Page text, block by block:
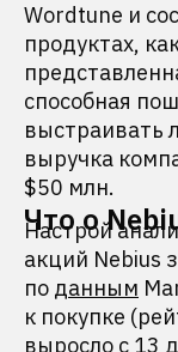
Wordtune и
продуктах,
способная
выстраивать
выручка
$50 млн.
Что о
Настрой
акций Nebius
по данным
к покупке
выросло с 13